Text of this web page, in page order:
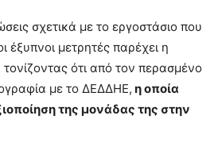
σχετικά με το εργοστάσιο που
έξυπνοι μετρητές παρέχει η
ότι από τον περασμένο
με το ΔΕΔΔΗΕ, η οποία
της μονάδας της στην